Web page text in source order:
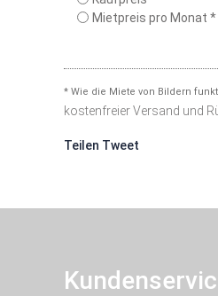
Mietpreis pro Monat *
* Wie die Miete von Bildern
kostenfreier Versand und
Teilen Tweet